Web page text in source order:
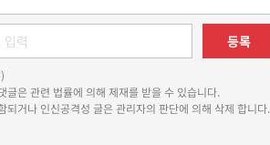
등록
은 관련 법률에 의해 제재를 받을 수 있습니다.
거나 인신공격성 글은 관리자의 판단에 의해 삭제 합니다.